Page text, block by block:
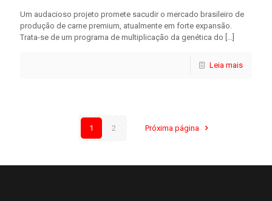
Um audacioso projeto promete sacudir o mercado brasileiro de
produção de carne premium, atualmente em forte expansão.
Trata-se de um programa de multiplicação da genética do […]
Leia mais
1 2 Próxima página